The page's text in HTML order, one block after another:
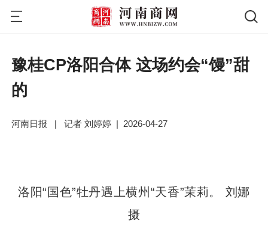
豫桂CP洛阳合体 这场约会“馒”甜
的
河南日报 | 记者 刘婷婷 | 2026-04-27
洛阳“国色”牡丹遇上横州“天香”茉莉。 刘娜
摄